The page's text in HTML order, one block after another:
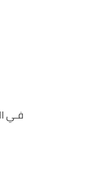
فـي